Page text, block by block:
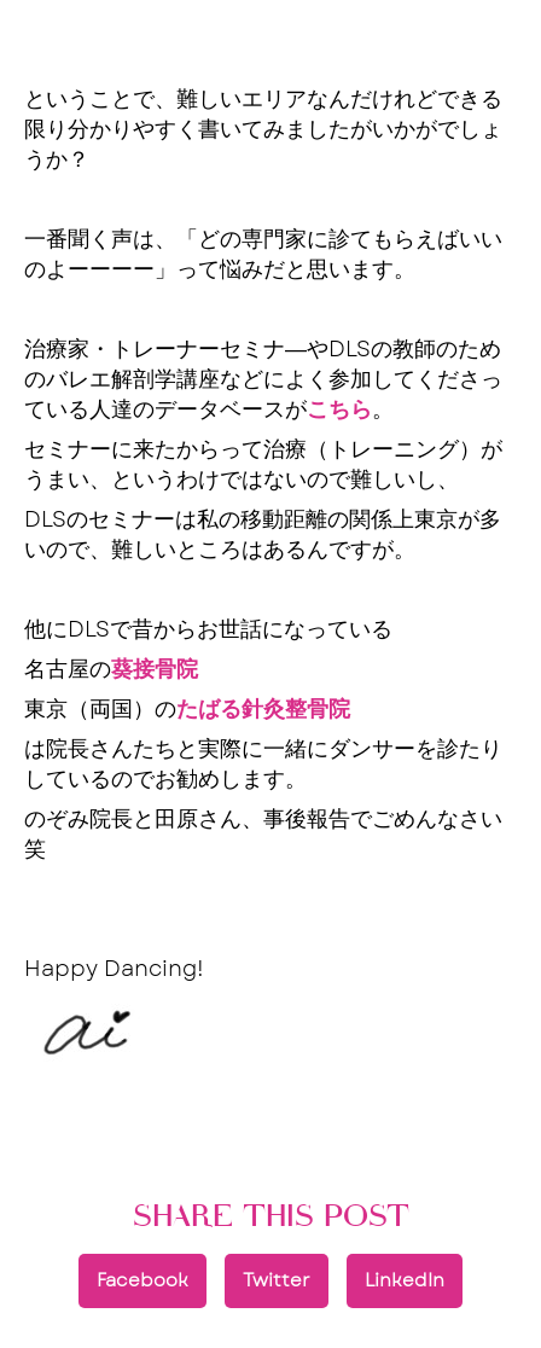
ということで、難しいエリアなんだけれどできる
限り分かりやすく書いてみましたがいかがでしょ
うか？
一番聞く声は、「どの専門家に診てもらえばいい
のよーーーー」って悩みだと思います。
治療家・トレーナーセミナ―やDLSの教師のため
のバレエ解剖学講座などによく参加してくださっ
ている人達のデータベースがこちら。
セミナーに来たからって治療（トレーニング）が
うまい、というわけではないので難しいし、
DLSのセミナーは私の移動距離の関係上東京が多
いので、難しいところはあるんですが。
他にDLSで昔からお世話になっている
名古屋の葵接骨院
東京（両国）のたばる針灸整骨院
は院長さんたちと実際に一緒にダンサーを診たり
しているのでお勧めします。
のぞみ院長と田原さん、事後報告でごめんなさい
笑
Happy Dancing!
SHARE THIS POST
Facebook Twitter LinkedIn